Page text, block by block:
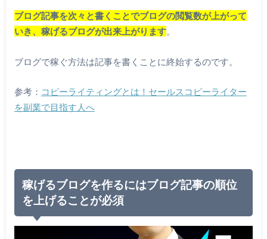
ブログ記事を次々と書くことでブログの閲覧数が上がって
いき、稼げるブログが出来上がります。
ブログで稼ぐ方法は記事を書くことに終始するのです。
参考： コピーライティングとは！セールスコピーライター
を副業で目指す人へ
稼げるブログを作るにはブログ記事の順位
を上げることが必須